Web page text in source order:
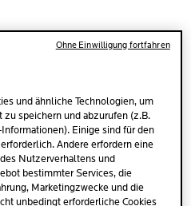
Make-up und schont das
Haut.
und ähnliche Technologien, um
speichern und abzurufen (z.B.
Einige sind für den
Andere erfordern eine
Nutzerverhaltens und
bestimmter Services, die
Marketingzwecke und die
unbedingt erforderliche Cookies
Ohne Einwilligung fortfahren